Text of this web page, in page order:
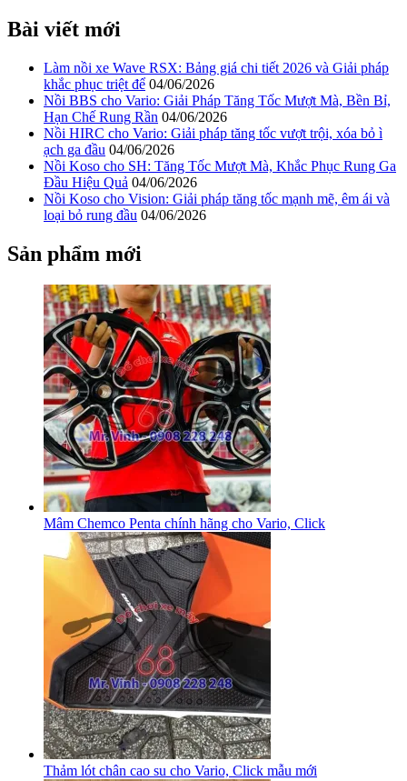
Bài viết mới
Làm nồi xe Wave RSX: Bảng giá chi tiết 2026 và Giải pháp
khắc phục triệt để 04/06/2026
Nồi BBS cho Vario: Giải Pháp Tăng Tốc Mượt Mà, Bền Bỉ,
Hạn Chế Rung Rần 04/06/2026
Nồi HIRC cho Vario: Giải pháp tăng tốc vượt trội, xóa bỏ ì
ạch ga đầu 04/06/2026
Nồi Koso cho SH: Tăng Tốc Mượt Mà, Khắc Phục Rung Ga
Đầu Hiệu Quả 04/06/2026
Nồi Koso cho Vision: Giải pháp tăng tốc mạnh mẽ, êm ái và
loại bỏ rung đầu 04/06/2026
Sản phẩm mới
Mâm Chemco Penta chính hãng cho Vario, Click
Thảm lót chân cao su cho Vario, Click mẫu mới